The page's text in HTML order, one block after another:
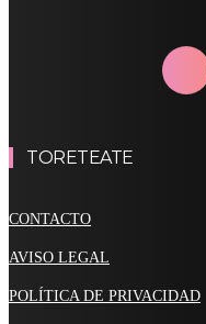
TORETEATE
CONTACTO
AVISO LEGAL
POLÍTICA DE PRIVACIDAD